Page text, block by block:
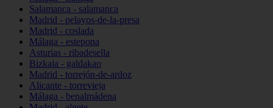
Salamanca - salamanca
Madrid - pelayos-de-la-presa
Madrid - coslada
Málaga - estepona
Asturias - ribadesella
Bizkaia - galdakao
Madrid - torrejón-de-ardoz
Alicante - torrevieja
Málaga - benalmádena